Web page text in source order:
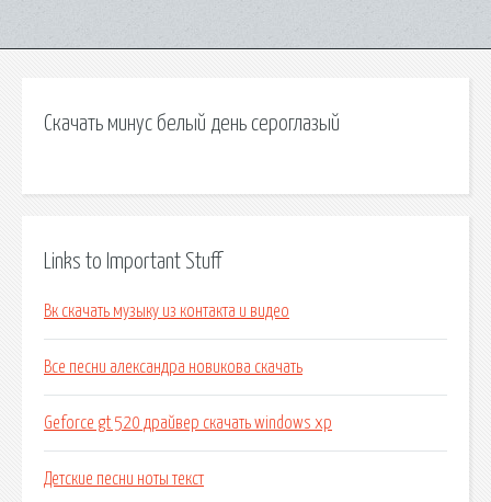
Скачать минус белый день сероглазый
Links to Important Stuff
Вк скачать музыку из контакта и видео
Все песни александра новикова скачать
Geforce gt 520 драйвер скачать windows xp
Детские песни ноты текст